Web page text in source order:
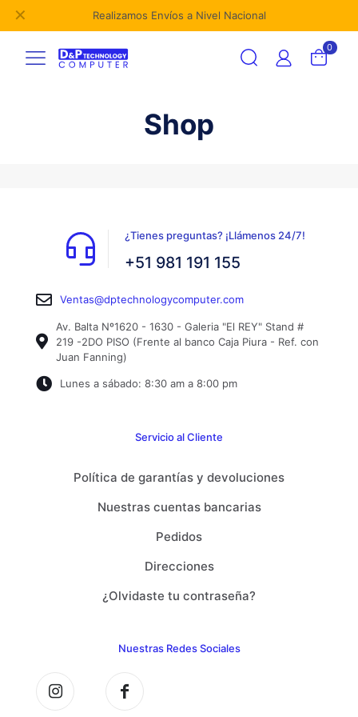
Realizamos Envíos a Nivel Nacional
✕
0
Shop
¿Tienes preguntas? ¡Llámenos 24/7!
+51 981 191 155
Ventas@dptechnologycomputer.com
Av. Balta Nº1620 - 1630 - Galeria "El REY" Stand #
219 -2DO PISO (Frente al banco Caja Piura - Ref. con
Juan Fanning)
Lunes a sábado: 8:30 am a 8:00 pm
Servicio al Cliente
Política de garantías y devoluciones
Nuestras cuentas bancarias
Pedidos
Direcciones
¿Olvidaste tu contraseña?
Nuestras Redes Sociales